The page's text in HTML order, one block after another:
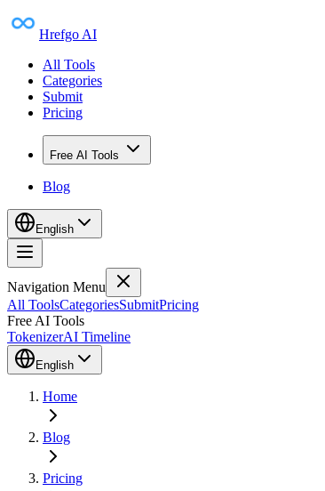
Hrefgo AI
All Tools
Categories
Submit
Pricing
Free AI Tools
Blog
English
Navigation Menu
All ToolsCategoriesSubmitPricing
Free AI Tools
TokenizerAI Timeline
English
Home
Blog
Pricing